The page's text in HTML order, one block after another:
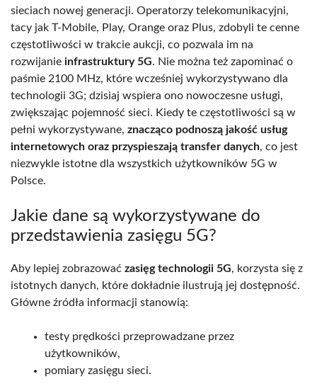
sieciach nowej generacji. Operatorzy telekomunikacyjni,
tacy jak T-Mobile, Play, Orange oraz Plus, zdobyli te cenne
częstotliwości w trakcie aukcji, co pozwala im na
rozwijanie infrastruktury 5G. Nie można też zapominać o
paśmie 2100 MHz, które wcześniej wykorzystywano dla
technologii 3G; dzisiaj wspiera ono nowoczesne usługi,
zwiększając pojemność sieci. Kiedy te częstotliwości są w
pełni wykorzystywane, znacząco podnoszą jakość usług
internetowych oraz przyspieszają transfer danych, co jest
niezwykle istotne dla wszystkich użytkowników 5G w
Polsce.
Jakie dane są wykorzystywane do
przedstawienia zasięgu 5G?
Aby lepiej zobrazować zasięg technologii 5G, korzysta się z
istotnych danych, które dokładnie ilustrują jej dostępność.
Główne źródła informacji stanowią:
testy prędkości przeprowadzane przez
użytkowników,
pomiary zasięgu sieci.